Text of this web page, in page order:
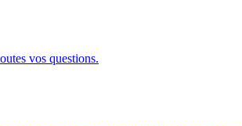
vos questions.